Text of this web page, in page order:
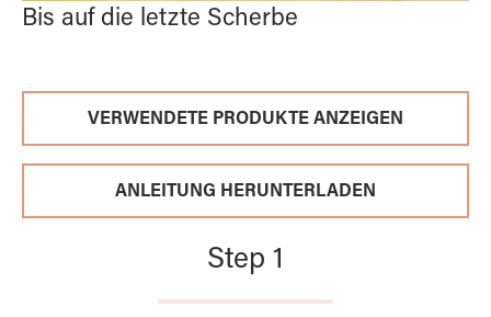
Bis auf die letzte Scherbe
VERWENDETE PRODUKTE ANZEIGEN
ANLEITUNG HERUNTERLADEN
Step 1